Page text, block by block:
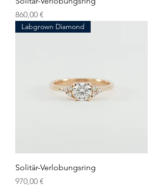
Preis
860,00 €
Labgrown Diamond
Solitär-Verlobungsring
Preis
970,00 €